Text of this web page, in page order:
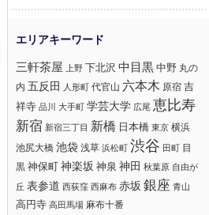
三軒茶屋 上野 下北沢 中目黒中野 丸の
内 五反田 人形町 代官山 六本木 原宿 吉
祥寺 品川 大手町 学芸大学 広尾 恵比寿
新宿 新宿三丁目 新橋 日本橋 東京 横浜
池尻大橋 池袋浅草 浜松町 渋谷 田町 目
黒神保町神楽坂 神泉 神田 秋葉原 自由が
丘 表参道 西荻窪 西麻布 赤坂 銀座 青山
高円寺 高田馬場 麻布十番